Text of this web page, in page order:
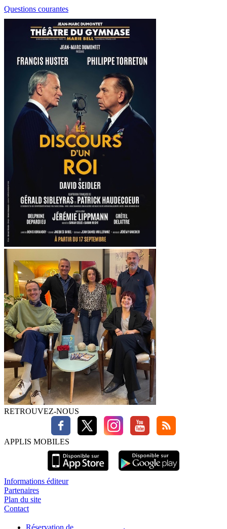
Questions courantes
RETROUVEZ-NOUS
APPLIS MOBILES
Informations éditeur
Partenaires
Plan du site
Contact